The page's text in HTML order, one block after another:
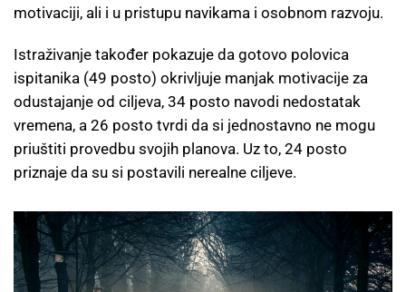
motivaciji, ali i u pristupu navikama i osobnom razvoju.
Istraživanje također pokazuje da gotovo polovica
ispitanika (49 posto) okrivljuje manjak motivacije za
odustajanje od ciljeva, 34 posto navodi nedostatak
vremena, a 26 posto tvrdi da si jednostavno ne mogu
priuštiti provedbu svojih planova. Uz to, 24 posto
priznaje da su si postavili nerealne ciljeve.